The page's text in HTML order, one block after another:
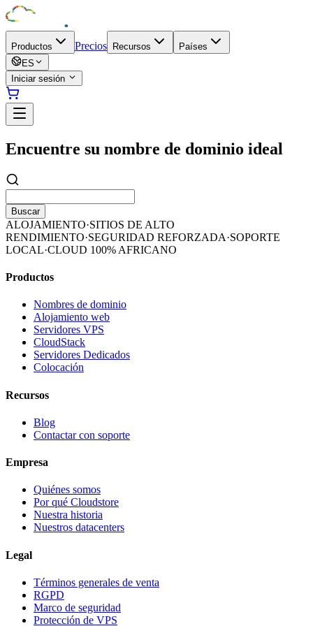
Productos Precios Recursos
Países
ES
Iniciar sesión
Encuentre su nombre de dominio ideal
Buscar
ALOJAMIENTO·SITIOS DE ALTO
RENDIMIENTO·SEGURIDAD REFORZADA·SOPORTE
LOCAL·CLOUD 100% AFRICANO
Productos
Nombres de dominio
Alojamiento web
Servidores VPS
CloudStack
Servidores Dedicados
Colocación
Recursos
Blog
Contactar con soporte
Empresa
Quiénes somos
Por qué Cloudstore
Nuestra historia
Nuestros datacenters
Legal
Términos generales de venta
RGPD
Marco de seguridad
Protección de VPS